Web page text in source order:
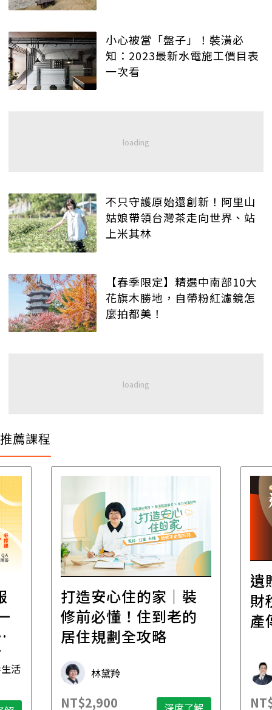
小心被當「盤子」！裝潢必
知：2023最新水電施工價目表
一次看
不只守護原始還創新！阿里山
姑娘帶領台灣茶走向世界、站
上米其林
【春季限定】精選中南部10大
花旗木勝地，自帶粉紅濾鏡怎
麼拍都美！
推薦課程
活
打造安心住的家｜裝
修前必懂！住到老的
居住規劃全攻略
林黛羚
NT$2,900
遺
財
產